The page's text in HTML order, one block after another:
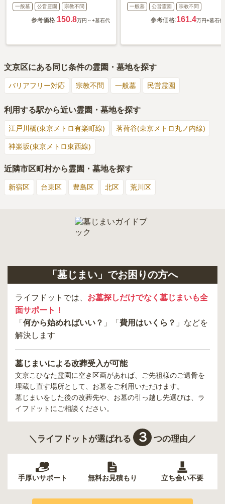
一般墓 公営霊園 宗教不問
参考価格:150.8万円～+墓石代
一般墓 公営霊園 宗教不問
参考価格:161.4万円+墓石代
文京区にある同じ条件の霊園・墓地を探す
バリアフリー対応 宗教不問 一般墓 民営霊園
利用する駅から近い霊園・墓地を探す
江戸川橋(東京メトロ有楽町線) 茗荷谷(東京メトロ丸ノ内線)
神楽坂(東京メトロ東西線)
近隣市区町村から霊園・墓地を探す
新宿区 台東区 豊島区 北区 荒川区
「墓じまい」でお困りの方へ
ライフドットでは、 お墓探しだけでなく墓じまいも全
面サポート！
「 何から始めればいい？ 」「 費用はいくら？ 」などを
解決します
墓じまいによる改葬受入が可能
文京こひなた霊園に空き区画があれば、ご先祖様のご遺骨を
埋蔵し直す場所として、お墓をご利用いただけます。
墓じまいをした後の改葬先や、お墓の引っ越し先選びは、ラ
イフドットにご相談ください。
＼ライフドットが選ばれる ３ つの理由／
手厚いサポート 無料お見積もり 立ち会い不要